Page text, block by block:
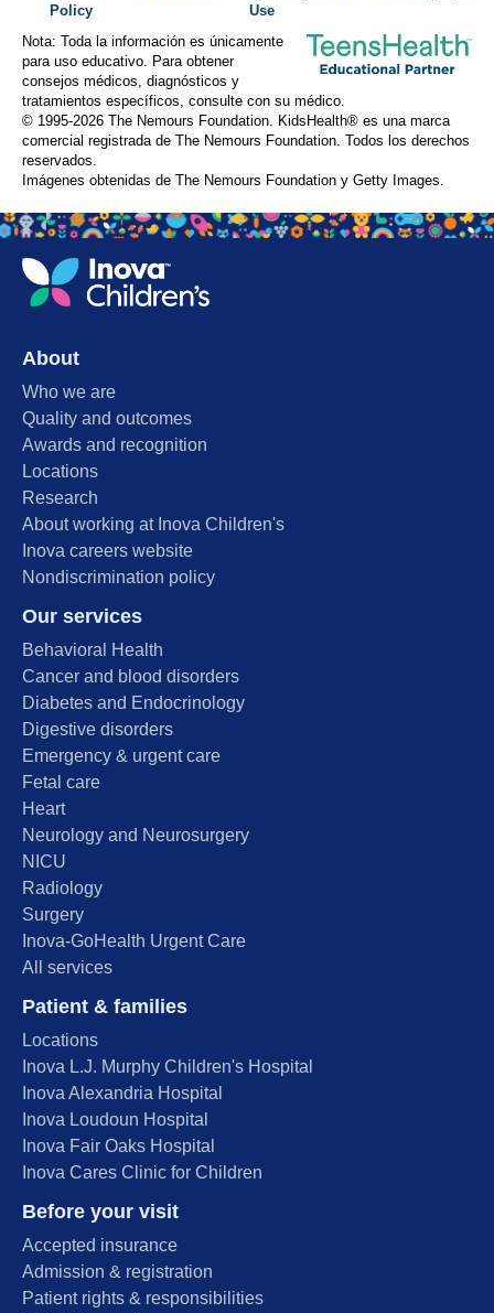
Policy
Use
Nota: Toda la información es únicamente
para uso educativo. Para obtener
consejos médicos, diagnósticos y
tratamientos específicos, consulte con su médico.
© 1995-2026 The Nemours Foundation. KidsHealth® es una marca
comercial registrada de The Nemours Foundation. Todos los derechos
reservados.
Imágenes obtenidas de The Nemours Foundation y Getty Images.
About
Who we are
Quality and outcomes
Awards and recognition
Locations
Research
About working at Inova Children's
Inova careers website
Nondiscrimination policy
Our services
Behavioral Health
Cancer and blood disorders
Diabetes and Endocrinology
Digestive disorders
Emergency & urgent care
Fetal care
Heart
Neurology and Neurosurgery
NICU
Radiology
Surgery
Inova-GoHealth Urgent Care
All services
Patient & families
Locations
Inova L.J. Murphy Children's Hospital
Inova Alexandria Hospital
Inova Loudoun Hospital
Inova Fair Oaks Hospital
Inova Cares Clinic for Children
Before your visit
Accepted insurance
Admission & registration
Patient rights & responsibilities